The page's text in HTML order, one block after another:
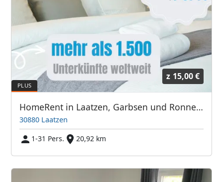
z 15,00 €
HomeRent in Laatzen, Garbsen und Ronnenberg bei Hannover
30880 Laatzen
1-31 Pers.
20,92 km